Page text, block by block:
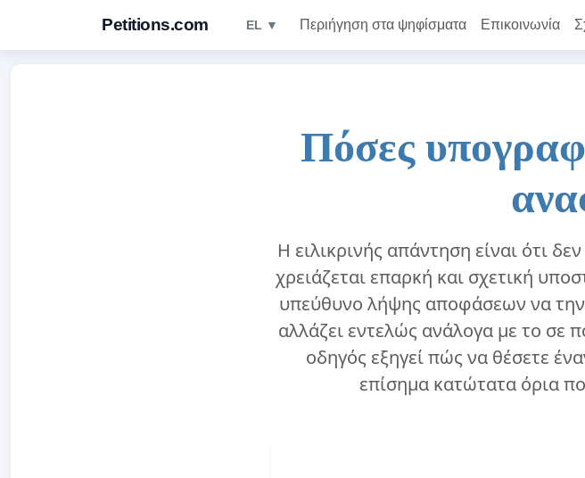
Petitions.com EL ▼ Περιήγηση στα ψηφίσματα Επικοινωνία
Πόσες
Η ειλικρινής απάντηση είναι ότι
χρειάζεται επαρκή και σχετική
υπεύθυνο λήψης αποφάσεων να
αλλάζει εντελώς ανάλογα με το σε
οδηγός εξηγεί πώς να θέσετε
επίσημα κατώτατα όρια